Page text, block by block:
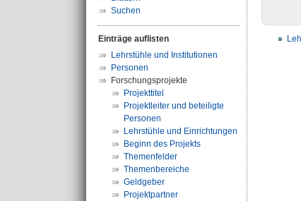
Suchen
Einträge auflisten
Lehrstühle und Institutionen
Personen
Forschungsprojekte
Projekttitel
Projektleiter und beteiligte
Personen
Lehrstühle und Einrichtungen
Beginn des Projekts
Themenfelder
Themenbereiche
Geldgeber
Projektpartner